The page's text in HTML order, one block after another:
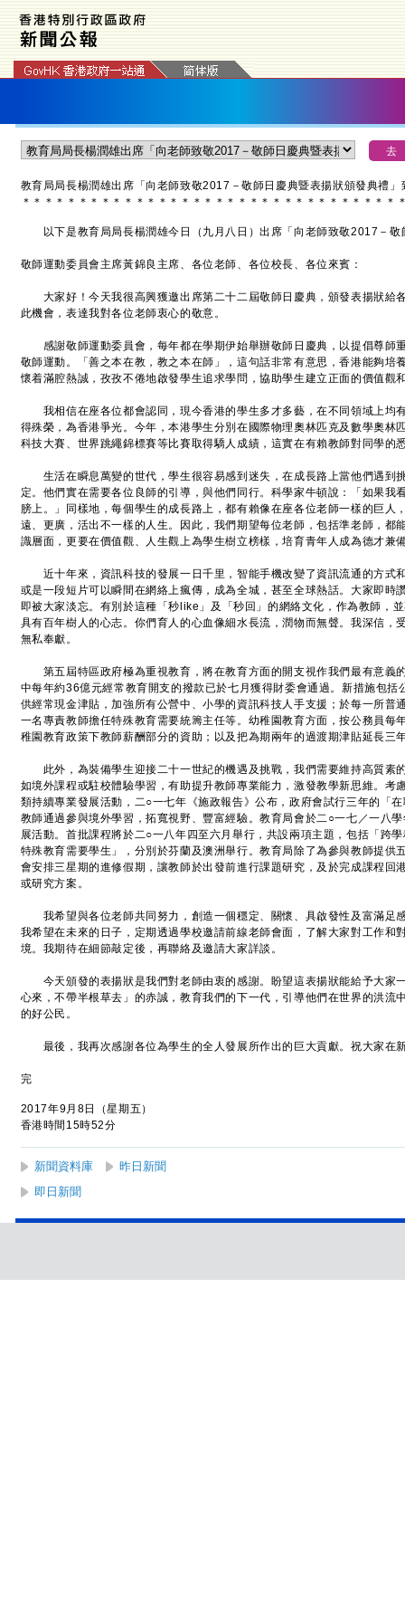
教育局局長楊潤雄出席「向老師致敬2017－敬師日慶典暨表揚狀頒發典禮
＊ ＊ ＊ ＊ ＊ ＊ ＊ ＊ ＊ ＊ ＊ ＊ ＊ ＊ ＊ ＊ ＊ ＊ ＊ ＊ ＊ ＊ ＊ ＊ ＊ ＊ ＊ ＊ ＊ ＊ ＊ ＊ ＊
以下是教育局局長楊潤雄今日（九月八日）出席「向老師致敬2017－敬
敬師運動委員會主席黃錦良主席、各位老師、各位校長、各位來賓：
大家好！今天我很高興獲邀出席第二十二屆敬師日慶典，頒發表揚狀給
此機會，表達我對各位老師衷心的敬意。
感謝敬師運動委員會，每年都在學期伊始舉辦敬師日慶典，以提倡尊師
敬師運動。「善之本在教，教之本在師」，這句話非常有意思，香港能夠培
懷着滿腔熱誠，孜孜不倦地啟發學生追求學問，協助學生建立正面的價值觀
我相信在座各位都會認同，現今香港的學生多才多藝，在不同領域上均
得殊榮，為香港爭光。今年，本港學生分別在國際物理奧林匹克及數學奧林
科技大賽、世界跳繩錦標賽等比賽取得驕人成績，這實在有賴教師對同學的
生活在瞬息萬變的世代，學生很容易感到迷失，在成長路上當他們遇到
定。他們實在需要各位良師的引導，與他們同行。科學家牛頓說：「如果我
膀上。」同樣地，每個學生的成長路上，都有賴像在座各位老師一樣的巨人
遠、更廣，活出不一樣的人生。因此，我們期望每位老師，包括準老師，都
識層面，更要在價值觀、人生觀上為學生樹立榜樣，培育青年人成為德才兼
近十年來，資訊科技的發展一日千里，智能手機改變了資訊流通的方式
或是一段短片可以瞬間在網絡上瘋傳，成為全城，甚至全球熱話。大家即時
即被大家淡忘。有別於這種「秒like」及「秒回」的網絡文化，作為教師，
具有百年樹人的心志。你們育人的心血像細水長流，潤物而無聲。我深信，
無私奉獻。
第五屆特區政府極為重視教育，將在教育方面的開支視作我們最有意義
中每年約36億元經常教育開支的撥款已於七月獲得財委會通過。新措施包
供經常現金津貼，加強所有公營中、小學的資訊科技人手支援；於每一所普
一名專責教師擔任特殊教育需要統籌主任等。幼稚園教育方面，按公務員每
稚園教育政策下教師薪酬部分的資助；以及把為期兩年的過渡期津貼延長三
此外，為裝備學生迎接二十一世紀的機遇及挑戰，我們需要維持高質素
如境外課程或駐校體驗學習，有助提升教師專業能力，激發教學新思維。考
類持續專業發展活動，二○一七年《施政報告》公布，政府會試行三年的「
教師通過參與境外學習，拓寬視野、豐富經驗。教育局會於二○一七／一八
展活動。首批課程將於二○一八年四至六月舉行，共設兩項主題，包括「跨
特殊教育需要學生」，分別於芬蘭及澳洲舉行。教育局除了為參與教師提供
會安排三星期的進修假期，讓教師於出發前進行課題研究，及於完成課程回
或研究方案。
我希望與各位老師共同努力，創造一個穩定、關懷、具啟發性及富滿足
我希望在未來的日子，定期透過學校邀請前線老師會面，了解大家對工作和
境。我期待在細節敲定後，再聯絡及邀請大家詳談。
今天頒發的表揚狀是我們對老師由衷的感謝。盼望這表揚狀能給予大家
心來，不帶半根草去」的赤誠，教育我們的下一代，引導他們在世界的洪流
的好公民。
最後，我再次感謝各位為學生的全人發展所作出的巨大貢獻。祝大家在
完
2017年9月8日（星期五）
香港時間15時52分
新聞資料庫
昨日新聞
即日新聞